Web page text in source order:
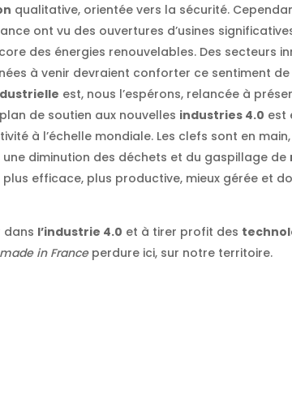
qualitative, orientée vers la sécurité.
ont vu des ouvertures d’usines
des énergies renouvelables. Des secteurs
à venir devraient conforter ce sentiment
est, nous l’espérons, relancée à
de soutien aux nouvelles industries 4.0 est
à l’échelle mondiale. Les clefs sont en
diminution des déchets et du gaspillage de
efficace, plus productive, mieux gérée et
dans l’industrie 4.0 et à tirer profit des
made in Franceperdure ici, sur notre territoire.